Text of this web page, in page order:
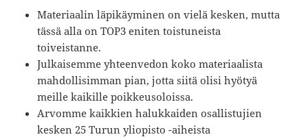
Materiaalin läpikäyminen on vielä kesken, mutta
tässä alla on TOP3 eniten toistuneista
toiveistanne.
Julkaisemme yhteenvedon koko materiaalista
mahdollisimman pian, jotta siitä olisi hyötyä
meille kaikille poikkeusoloissa.
Arvomme kaikkien halukkaiden osallistujien
kesken 25 Turun yliopisto -aiheista